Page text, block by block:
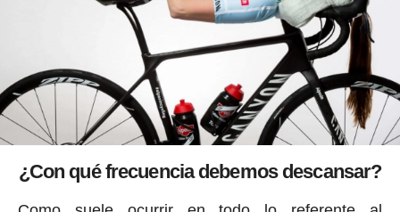
¿Con qué frecuencia debemos descansar?